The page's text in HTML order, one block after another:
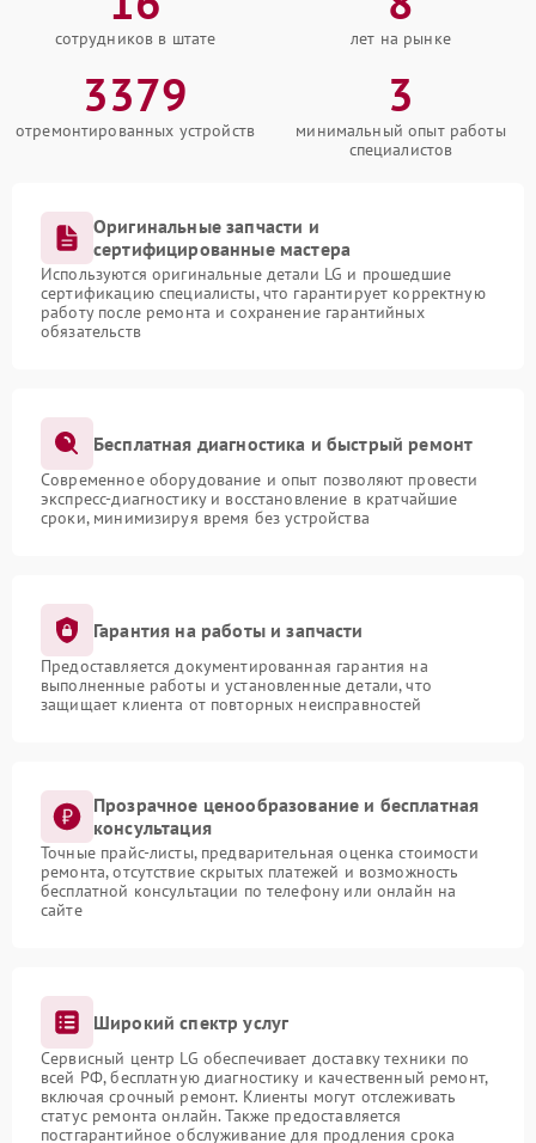
сотрудников в штате лет на рынке
3379
отремонтированных устройств
3
минимальный опыт работы
специалистов
Оригинальные запчасти и
сертифицированные мастера
Используются оригинальные детали LG и прошедшие
сертификацию специалисты, что гарантирует корректную
работу после ремонта и сохранение гарантийных
обязательств
Бесплатная диагностика и быстрый ремонт
Современное оборудование и опыт позволяют провести
экспресс-диагностику и восстановление в кратчайшие
сроки, минимизируя время без устройства
Гарантия на работы и запчасти
Предоставляется документированная гарантия на
выполненные работы и установленные детали, что
защищает клиента от повторных неисправностей
Прозрачное ценообразование и бесплатная
консультация
Точные прайс-листы, предварительная оценка стоимости
ремонта, отсутствие скрытых платежей и возможность
бесплатной консультации по телефону или онлайн на
сайте
Широкий спектр услуг
Сервисный центр LG обеспечивает доставку техники по
всей РФ, бесплатную диагностику и качественный ремонт,
включая срочный ремонт. Клиенты могут отслеживать
статус ремонта онлайн. Также предоставляется
постгарантийное обслуживание для продления срока